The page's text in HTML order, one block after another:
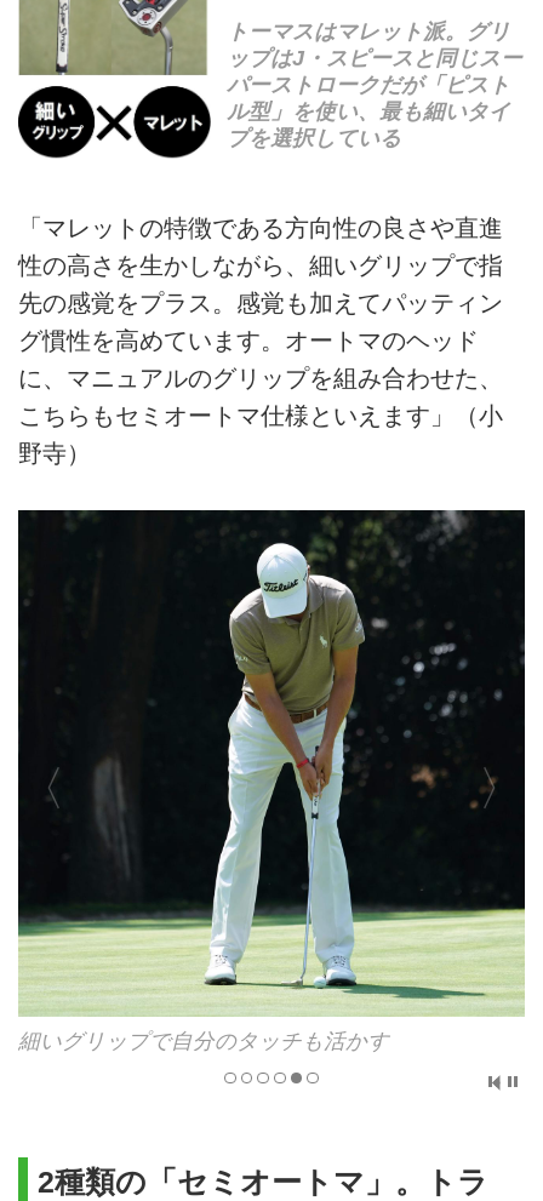
トーマスはマレット派。グリ
ップはJ・スピースと同じスー
パーストロークだが「ピスト
ル型」を使い、最も細いタイ
プを選択している
「マレットの特徴である方向性の良さや直進
性の高さを生かしながら、細いグリップで指
先の感覚をプラス。感覚も加えてパッティン
グ慣性を高めています。オートマのヘッド
に、マニュアルのグリップを組み合わせた、
こちらもセミオートマ仕様といえます」（小
野寺）
ジャスティン・トーマスのパッティング
細いグリップで自分のタッチも活かす
ヘッドは直進性に長けたモデル
2種類の「セミオートマ」。トラ